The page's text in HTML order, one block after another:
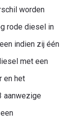
worden
rode diesel in
indien zij één
met een
en het
aanwezige